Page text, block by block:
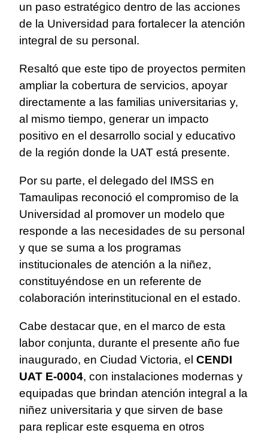
un paso estratégico dentro de las acciones
de la Universidad para fortalecer la atención
integral de su personal.
Resaltó que este tipo de proyectos permiten
ampliar la cobertura de servicios, apoyar
directamente a las familias universitarias y,
al mismo tiempo, generar un impacto
positivo en el desarrollo social y educativo
de la región donde la UAT está presente.
Por su parte, el delegado del IMSS en
Tamaulipas reconoció el compromiso de la
Universidad al promover un modelo que
responde a las necesidades de su personal
y que se suma a los programas
institucionales de atención a la niñez,
constituyéndose en un referente de
colaboración interinstitucional en el estado.
Cabe destacar que, en el marco de esta
labor conjunta, durante el presente año fue
inaugurado, en Ciudad Victoria, el CENDI
UAT E-0004, con instalaciones modernas y
equipadas que brindan atención integral a la
niñez universitaria y que sirven de base
para replicar este esquema en otros